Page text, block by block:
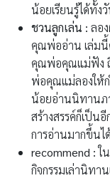
น้อยเรียนรู้ได้ทั้ง
ชวนลูกเล่น : ลอ
คุณพ่ออ่าน เล่ม
คุณพ่อคุณแม่ฟัง
พ่อคุณแม่ลองให้ก
น้อยอ่านนิทานภ
สร้างสรรค์ก็เป็น
การอ่านมากขึ้นไ
recommend :ใ
กิจกรรมเล่านิท